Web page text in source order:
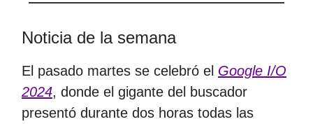
Noticia de la semana
El pasado martes se celebró el Google I/O
2024, donde el gigante del buscador
presentó durante dos horas todas las